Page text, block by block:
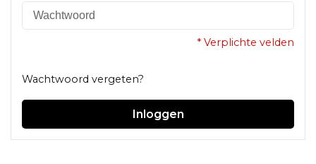
* Verplichte velden
Wachtwoord vergeten?
Inloggen